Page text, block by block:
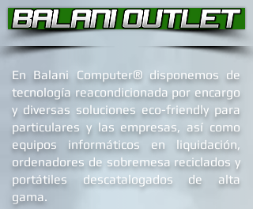
En Balani Computer®disponemos de
tecnología reacondicionada por encargo
y diversas soluciones eco-friendly para
particulares y las empresas, así como
equipos informáticos en liquidación,
ordenadores de sobremesa reciclados y
portátiles descatalogados de alta
gama.